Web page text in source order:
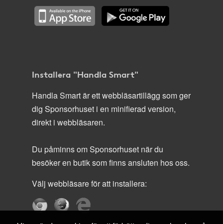
Installera "Handla Smart"
Handla Smart är ett webbläsartillägg som ger
dig Sponsorhuset i en minifierad version,
direkt i webbläsaren.
Du påminns om Sponsorhuset när du
besöker en butik som finns ansluten hos oss.
Välj webbläsare för att installera: